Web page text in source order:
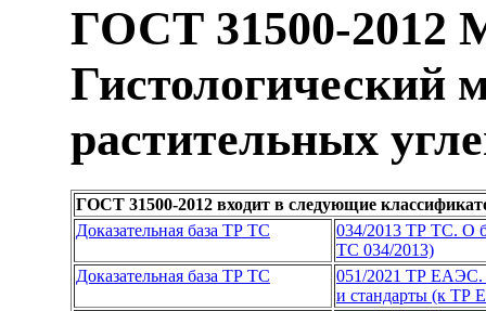
ГОСТ 31500-2012
Гистологический
растительных
ГОСТ 31500-2012 входит в следующие
Доказательная база ТР ТС
034/2013 ТР ТС. О
ТС 034/2013)
Доказательная база ТР ТС
051/2021 ТР ЕАЭС.
и стандарты (к ТР